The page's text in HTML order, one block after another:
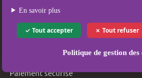
En savoir plus
Tout accepter Tout refuser
Politique de gestion des
Qui sommes-nous ?
Mentions légales
Conditions Générales d’Utilisation et
Politique de protection des données
Paiement sécurisé